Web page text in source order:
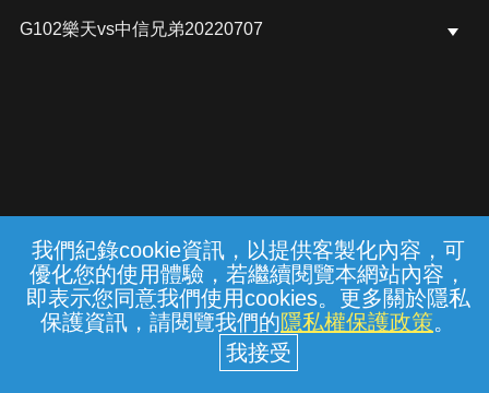
我們紀錄cookie資訊，以提供客製化內容，可
優化您的使用體驗，若繼續閱覽本網站內容，
即表示您同意我們使用cookies。更多關於隱私
保護資訊，請閱覽我們的隱私權保護政策。
G102樂天vs中信兄弟20220707
常見問題 線上客服 服務條款 隱私權保護
中華電信股份有限公司個人家庭分公司
(統一編號：96979949) © 2026
{{notifyMsg}}